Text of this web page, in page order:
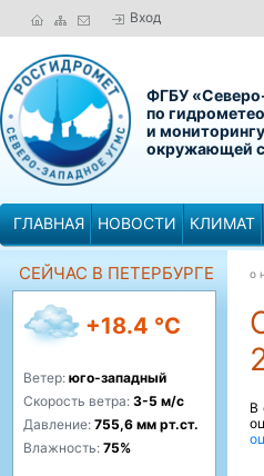
Вход
ФГБУ
по
и мониторингу
окружающей
ГЛАВНАЯ НОВОСТИ КЛИМАТ
СЕЙЧАС В ПЕТЕРБУРГЕ
+18.4 °C
Ветер: юго-западный
Скорость ветра: 3-5 м/с
Давление: 755,6 мм рт.ст.
Влажность: 75%
о
В